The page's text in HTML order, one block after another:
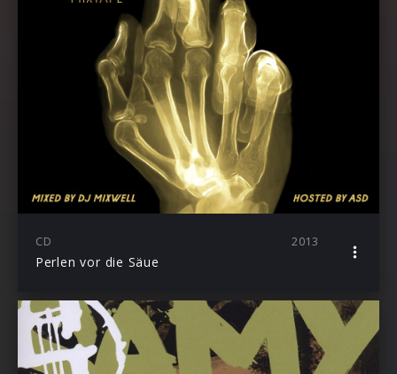
CD 2013
Perlen vor die Säue